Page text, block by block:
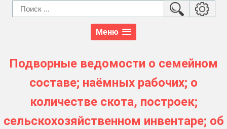
Меню
Подворные ведомости о семейном
составе; наёмных рабочих; о
количестве скота, построек;
сельскохозяйственном инвентаре; об